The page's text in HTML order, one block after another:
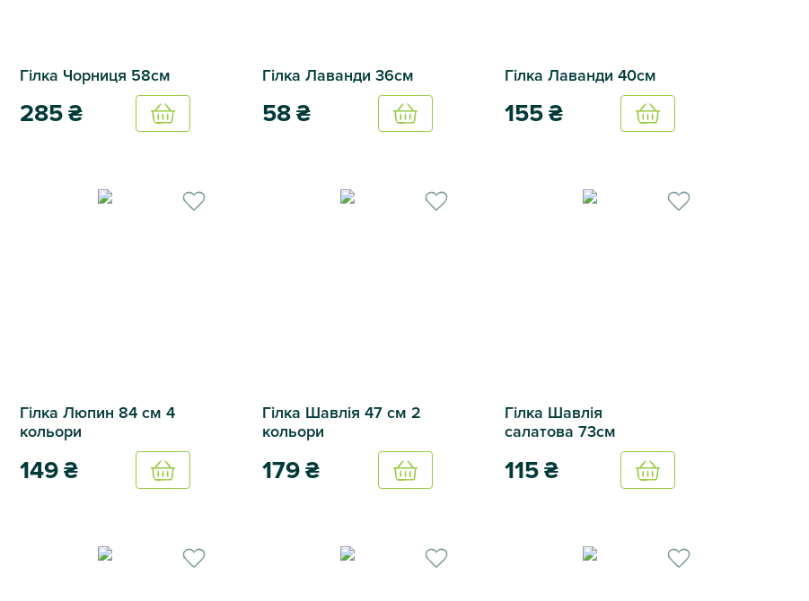
Гілка Чорниця 58см
285₴ Купить
Гілка Лаванди 36см
58₴ Купить
Гілка Лаванди 40см
155₴ Купить
Гілка Люпин 84 см 4
кольори
149₴ Купить
Гілка Шавлія 47 см 2
кольори
179₴ Купить
Гілка Шавлія
салатова 73см
115₴ Купить